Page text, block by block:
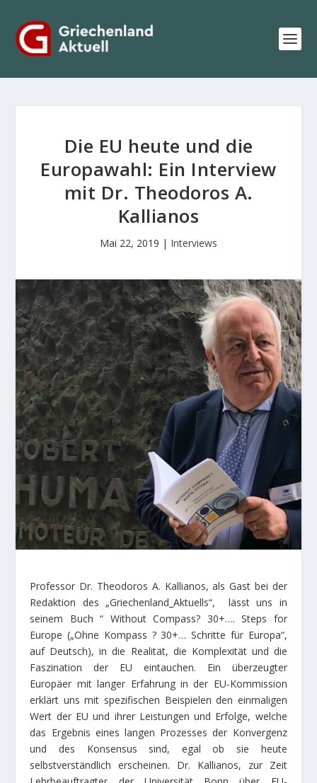
Die EU heute und die
Europawahl: Ein Interview
mit Dr. Theodoros A.
Kallianos
Mai 22, 2019 | Interviews
Professor Dr. Theodoros A. Kallianos, als Gast bei der
Redaktion des „Griechenland_Aktuells“, lässt uns in
seinem Buch “ Without Compass? 30+…. Steps for
Europe („Ohne Kompass ? 30+… Schritte für Europa“,
auf Deutsch), in die Realität, die Komplexität und die
Faszination der EU eintauchen. Ein überzeugter
Europäer mit langer Erfahrung in der EU-Kommission
erklärt uns mit spezifischen Beispielen den einmaligen
Wert der EU und ihrer Leistungen und Erfolge, welche
das Ergebnis eines langen Prozesses der Konvergenz
und des Konsensus sind, egal ob sie heute
selbstverständlich erscheinen. Dr. Kallianos, zur Zeit